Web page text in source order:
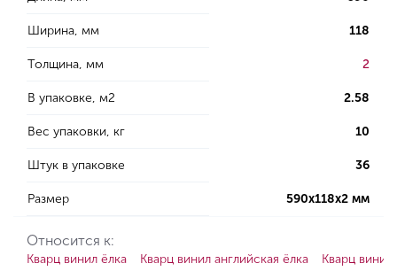
Ширина, мм 118
Толщина, мм 2
В упаковке, м2 2.58
Вес упаковки, кг 10
Штук в упаковке 36
Размер 590х118х2 мм
Относится к:
Кварц винил ёлка Кварц винил английская ёлка Кварц